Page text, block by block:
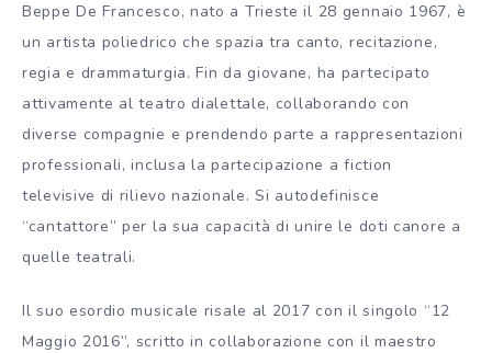
Beppe De Francesco, nato a Trieste il 28 gennaio 1967, è
un artista poliedrico che spazia tra canto, recitazione,
regia e drammaturgia. Fin da giovane, ha partecipato
attivamente al teatro dialettale, collaborando con
diverse compagnie e prendendo parte a rappresentazioni
professionali, inclusa la partecipazione a fiction
televisive di rilievo nazionale. Si autodefinisce
“cantattore” per la sua capacità di unire le doti canore a
quelle teatrali.
Il suo esordio musicale risale al 2017 con il singolo “12
Maggio 2016”, scritto in collaborazione con il maestro